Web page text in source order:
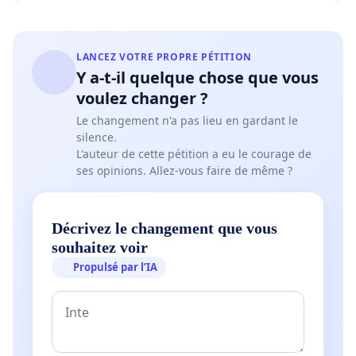
ajusté au plus près possible pour minimiser la
pénétration d’air sur les côtés.
➢ Lors de la première utilisation du masque, il convient
de vérifier si le masque laisse passer suffisamment d’air
afin de gêner le moins possible la respiration normale.
➢ Un masque humidifié doit être retiré immédiatement
et remplacé si nécessaire.
➢ L’extérieur du masque utilisé est potentiellement
pathogène. Pour éviter une contamination par les
mains, il ne faut pas le toucher.
➢ Après avoir retiré le masque correctement, il convient
de se laver soigneusement les mains (au moins 20-30
secondes avec du savon) et/ou désinfecter.
LANCEZ VOTRE PROPRE PÉTITION
Y a-t-il quelque chose que vous
voulez changer ?
Le changement n'a pas lieu en gardant le
silence.
L'auteur de cette pétition a eu le courage de
ses opinions. Allez-vous faire de même ?
Décrivez le changement que vous
souhaitez voir
Propulsé par l’IA